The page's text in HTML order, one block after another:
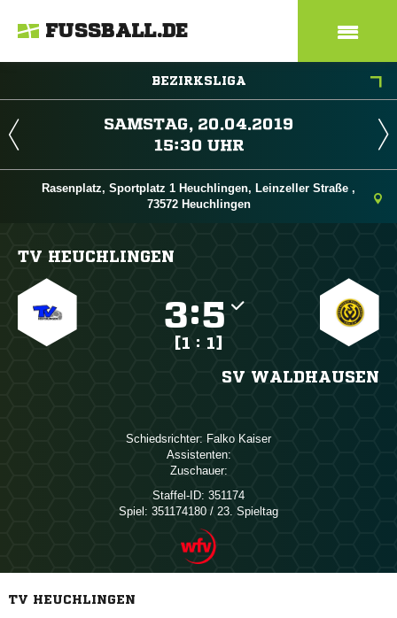
FUSSBALL.DE
BEZIRKSLIGA
 
 
Rasenplatz, Sportplatz 1 Heuchlingen, Leinzeller Straße ,
73572 Heuchlingen
TV HEUCHLINGEN
:
[1 : 1]
SV WALDHAUSEN
Schiedsrichter:  
Assistenten:
Zuschauer:
Staffel-ID: 351174
Spiel: 351174180 / 23. Spieltag
TV HEUCHLINGEN